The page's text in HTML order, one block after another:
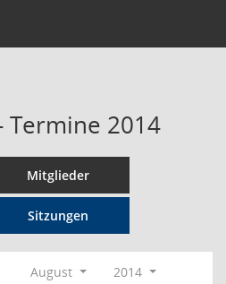
Termine 2014
Mitglieder
Sitzungen
August
2014